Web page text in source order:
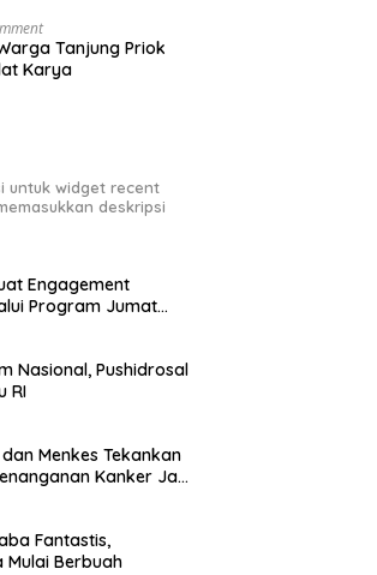
Tanjung Priok
Karya
untuk widget recent
deskripsi
Engagement
Program Jumat
Nasional, Pushidrosal
RI
dan Menkes Tekankan
Kanker Jadi
Fantastis,
Berbuah